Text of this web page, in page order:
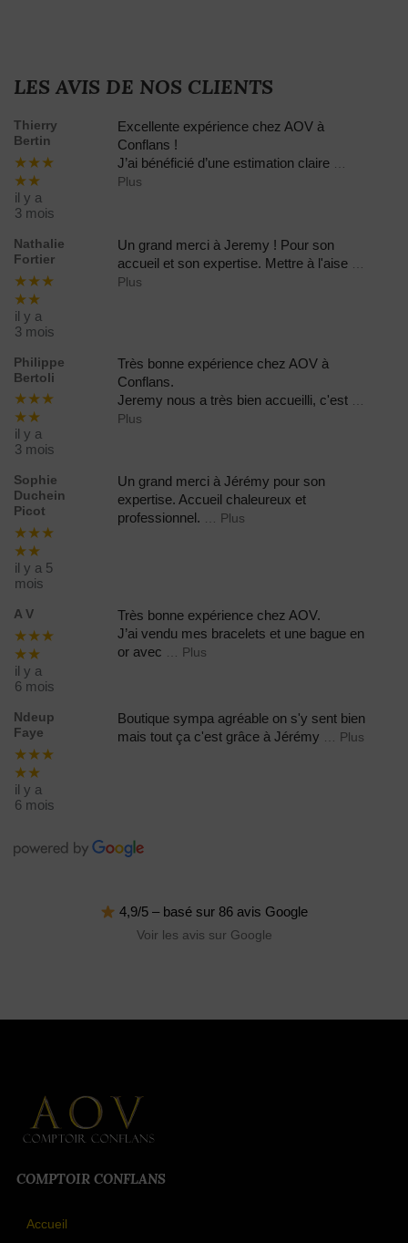
LES AVIS DE NOS CLIENTS
Thierry
Bertin
★★★
★★
il y a
3 mois
Excellente expérience chez AOV à
Conflans !
J’ai bénéficié d’une estimation claire
Plus
Nathalie
Fortier
★★★
★★
il y a
3 mois
Un grand merci à Jeremy ! Pour son
accueil et son expertise. Mettre à l'aise
Plus
Philippe
Bertoli
★★★
★★
il y a
3 mois
Très bonne expérience chez AOV à
Conflans.
Jeremy nous a très bien accueilli, c'est
Plus
Sophie
Duchein
Picot
★★★
★★
il y a 5
mois
Un grand merci à Jérémy pour son
expertise. Accueil chaleureux et
professionnel. … Plus
A V
★★★
★★
il y a
6 mois
Très bonne expérience chez AOV.
J’ai vendu mes bracelets et une bague en
or avec … Plus
Ndeup
Faye
★★★
★★
il y a
6 mois
Boutique sympa agréable on s'y sent bien
mais tout ça c'est grâce à Jérémy … Plus
4,9/5 – basé sur 86 avis Google
Voir les avis sur Google
COMPTOIR CONFLANS
Accueil